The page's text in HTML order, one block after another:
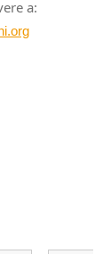
a: